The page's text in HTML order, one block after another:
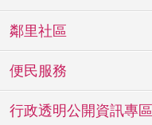
鄰里社區
便民服務
行政透明公開資訊專區